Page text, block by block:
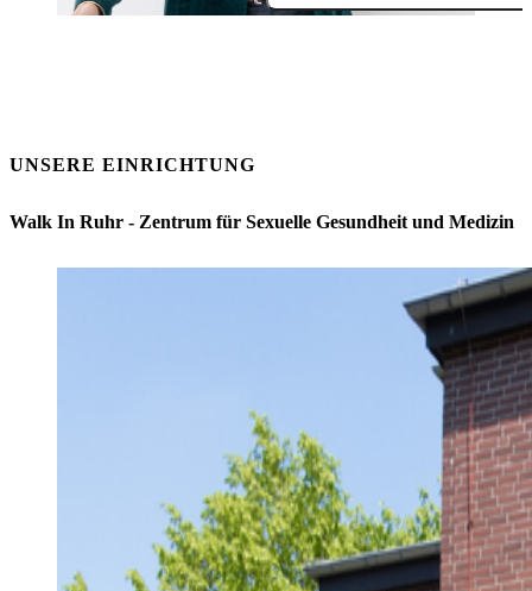
UNSERE EINRICHTUNG
Walk In Ruhr - Zentrum für Sexuelle Gesundheit und Medizin